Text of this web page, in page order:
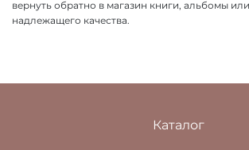
вернуть обратно в магазин книги, альбомы
надлежащего качества.
Каталог